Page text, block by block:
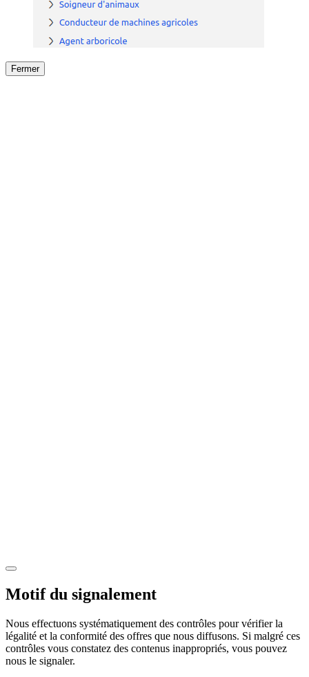
Fermer
Motif du signalement
Nous effectuons systématiquement des contrôles pour vérifier la
légalité et la conformité des offres que nous diffusons. Si malgré ces
contrôles vous constatez des contenus inappropriés, vous pouvez
nous le signaler.